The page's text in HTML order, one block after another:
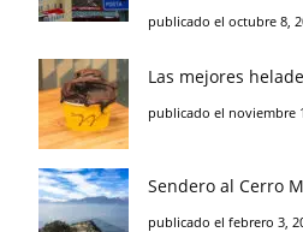
publicado el octubre 8,
Las mejores
publicado el noviembre
Sendero al Cerro
publicado el febrero 3,